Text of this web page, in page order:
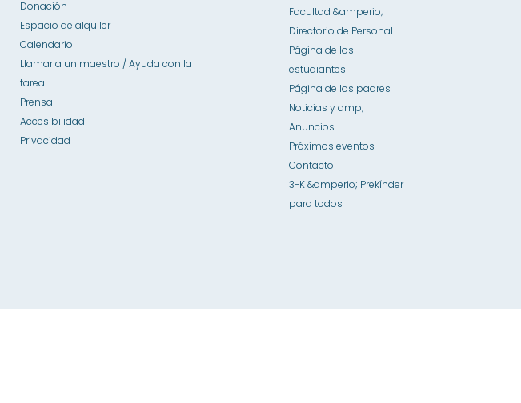
Donación
Espacio de alquiler
Calendario
Llamar a un maestro / Ayuda con la
tarea
Prensa
Accesibilidad
Privacidad
Facultad &amperio;
Directorio de Personal
Página de los
estudiantes
Página de los padres
Noticias y amp;
Anuncios
Próximos eventos
Contacto
3-K &amperio; Prekínder
para todos